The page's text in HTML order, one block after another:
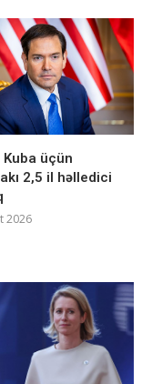
Kuba üçün
2,5 il həlledici
2026